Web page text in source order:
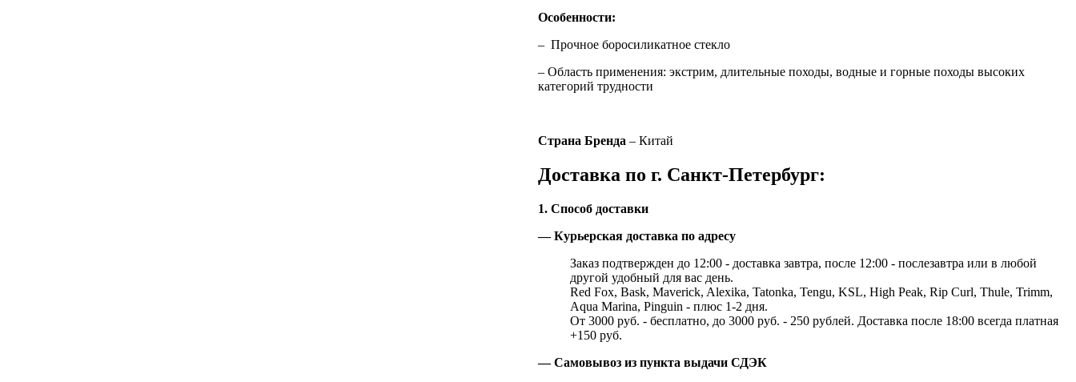
Особенности:
– Прочное боросиликатное стекло
– Область применения: экстрим, длительные походы, водные и горные походы высоких
категорий трудности
Страна Бренда – Китай
Доставка по г. Санкт-Петербург:
1. Способ доставки
— Курьерская доставка по адресу
Заказ подтвержден до 12:00 - доставка завтра, после 12:00 - послезавтра или в любой
другой удобный для вас день.
Red Fox, Bask, Maverick, Alexika, Tatonka, Tengu, KSL, High Peak, Rip Curl, Thule, Trimm,
Aqua Marina, Pinguin - плюс 1-2 дня.
От 3000 руб. - бесплатно, до 3000 руб. - 250 рублей. Доставка после 18:00 всегда платная
+150 руб.
— Самовывоз из пункта выдачи СДЭК